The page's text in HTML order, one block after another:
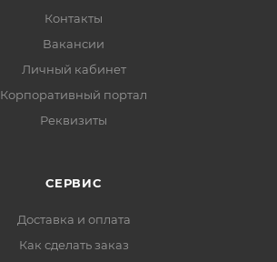
Контакты
Вакансии
Личный кабинет
Корпоративный портал
Реквизиты
СЕРВИС
Доставка и оплата
Как сделать заказ